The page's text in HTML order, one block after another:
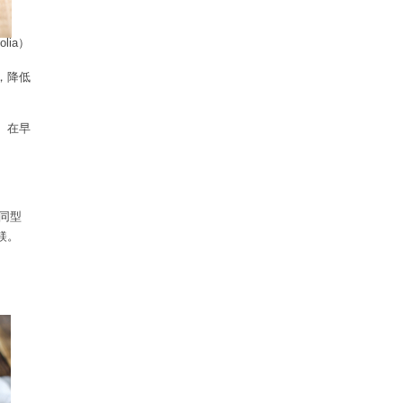
）
降低
在早
型